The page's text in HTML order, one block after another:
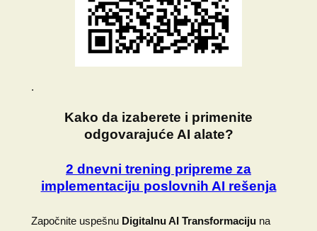
.
Kako da izaberete i primenite
odgovarajuće AI alate?
2 dnevni trening pripreme za
implementaciju poslovnih AI rešenja
Započnite uspešnu Digitalnu AI Transformacijuna